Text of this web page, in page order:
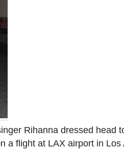
Rihanna dressed head
a flight at LAX airport in